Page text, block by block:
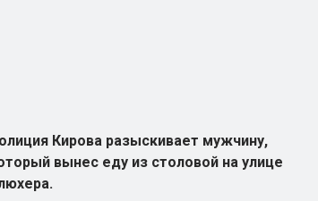
Кирова разыскивает мужчину,
вынес еду из столовой на улице